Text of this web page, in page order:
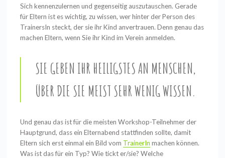
Sich kennenzulernen und gegenseitig auszutauschen. Gerade
für Eltern ist es wichtig, zu wissen, wer hinter der Person des
TrainersIn steckt, der sie ihr Kind anvertrauen. Denn genau das
machen Eltern, wenn Sie ihr Kind im Verein anmelden.
SIE GEBEN IHR HEILIGSTES AN MENSCHEN,
ÜBER DIE SIE MEIST SEHR WENIG WISSEN.
Und genau das ist für die meisten Workshop-Teilnehmer der
Hauptgrund, dass ein Elternabend stattfinden sollte, damit
Eltern sich erst einmal ein Bild vom TrainerIn machen können.
Was ist das für ein Typ? Wie tickt er/sie? Welche